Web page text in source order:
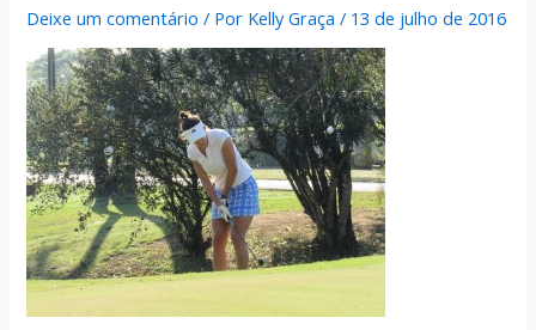
Deixe um comentário / Por Kelly Graça / 13 de julho de 2016